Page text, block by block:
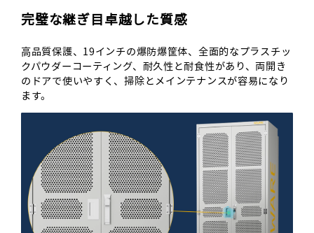
完璧な継ぎ目卓越した質感
高品質保護、19インチの爆防爆筐体、全面的なプラスチッ
クパウダーコーティング、耐久性と耐食性があり、両開き
のドアで使いやすく、掃除とメインテナンスが容易になり
ます。